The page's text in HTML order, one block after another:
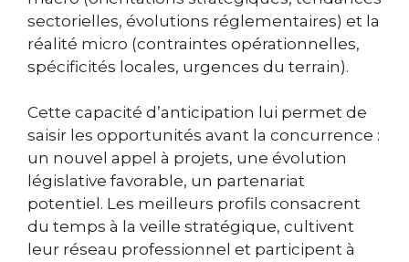
sectorielles, évolutions réglementaires) et la
réalité micro (contraintes opérationnelles,
spécificités locales, urgences du terrain).
Cette capacité d’anticipation lui permet de
saisir les opportunités avant la concurrence :
un nouvel appel à projets, une évolution
législative favorable, un partenariat
potentiel. Les meilleurs profils consacrent
du temps à la veille stratégique, cultivent
leur réseau professionnel et participent à